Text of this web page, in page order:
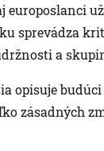
europoslanci
sprevádza
a
opisuje
zásadných